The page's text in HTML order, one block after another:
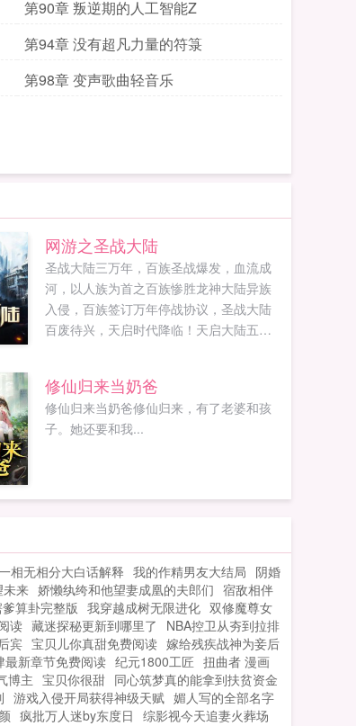
第90章 叛逆期的人工智能Z
第94章 没有超凡力量的符箓
第98章 变声歌曲轻音乐
网游之圣战大陆
圣战大陆三万年，百族圣战爆发，血流成
河，以人族为首之百族惨胜龙神大陆异族
入侵，百族签订万年停战协议，圣战大陆
百废待兴，天启时代降临！天启大陆五千
年，人族疆域十不存一，人族转攻为守。...
修仙归来当奶爸
修仙归来当奶爸修仙归来，有了老婆和孩
子。她还要和我...
相无相分大白话解释 我的作精男友大结局 阴婚
未来 娇懒纨绔和他望妻成凰的夫郎们 宿敌相伴
算卦完整版 我穿越成树无限进化 双修魔尊女
读 藏迷探秘更新到哪里了
NBA控卫从夯到拉排
宾 宝贝儿你真甜免费阅读 嫁给残疾战神为妾后
最新章节免费阅读 纪元1800工匠 扭曲者 漫画
博主 宝贝你很甜 同心筑梦真的能拿到扶贫资金
游戏入侵开局获得神级天赋 媚人写的全部名字
疯批万人迷by东度日 综影视今天追妻火葬场